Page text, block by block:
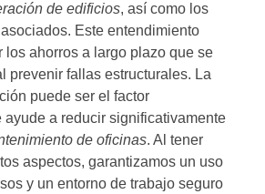
de edificios, así como los
Este entendimiento
los ahorros a largo plazo que se
prevenir fallas estructurales. La
puede ser el factor
ayude a reducir significativamente
de oficinas. Al tener
aspectos, garantizamos un uso
y un entorno de trabajo seguro